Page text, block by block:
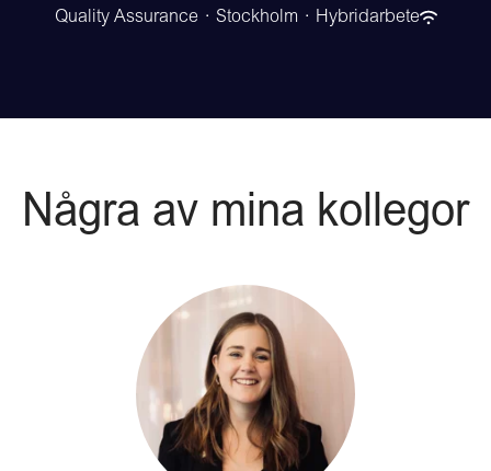
Quality Assurance · Stockholm · Hybridarbete
Några av mina kollegor